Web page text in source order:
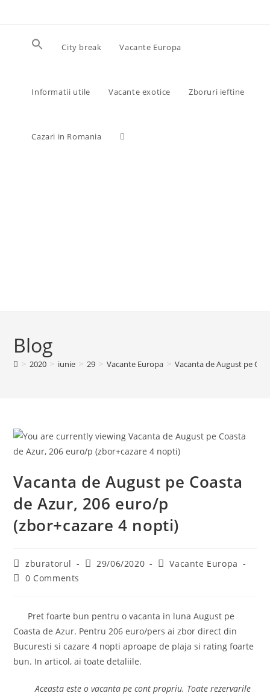
City break Vacante Europa
Informatii utile Vacante exotice Zboruri ieftine
Cazari in Romania Toggle
Blog
> 2020 > iunie > 29 > Vacante Europa > Vacanta de August pe
Vacanta de August pe Coasta
de Azur, 206 euro/p
(zbor+cazare 4 nopti)
Post
author:
zburatorul
Post29/06/2020
PostVacante Europa
Post0 Comments
Pret foarte bun pentru o vacanta in luna August pe
Coasta de Azur. Pentru 206 euro/pers ai zbor direct din
Bucuresti si cazare 4 nopti aproape de plaja si rating foarte
bun. In articol, ai toate detaliile.
Aceasta este o vacanta pe cont propriu. Toate rezervarile